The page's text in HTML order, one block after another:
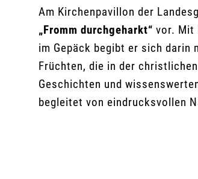
Am Kirchenpavillon der
„Fromm durchgeharkt“ vor. Mit
im Gepäck begibt er sich darin
Früchten, die in der
Geschichten und
begleitet von eindrucksvollen